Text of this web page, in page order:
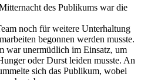
des Publikums war die
noch für weitere Unterhaltung
begonnen werden musste.
war unermüdlich im Einsatz, um
oder Durst leiden musste. An
sich das Publikum, wobei